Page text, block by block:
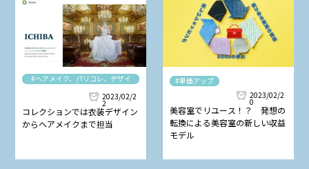
#ヘアメイク、パリコレ、デザイ
ナー
2023/02/2
2
コレクションでは衣装デザイン
からヘアメイクまで担当
#単価アップ
2023/02/2
0
美容室でリユース！？ 発想の
転換による美容室の新しい収益
モデル